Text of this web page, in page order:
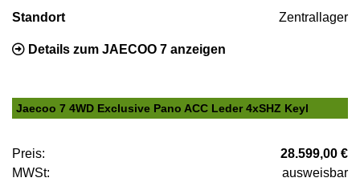
Standort Zentrallager
Details zum JAECOO 7 anzeigen
Jaecoo 7 4WD Exclusive Pano ACC Leder 4xSHZ Keyl
Preis:
28.599,00 €
MWSt:
ausweisbar